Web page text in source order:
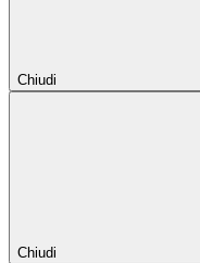
Chiudi
Chiudi